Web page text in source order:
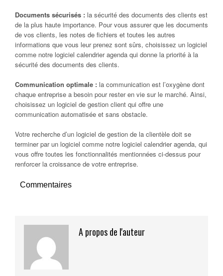
Documents sécurisés : la sécurité des documents des clients est
de la plus haute importance. Pour vous assurer que les documents
de vos clients, les notes de fichiers et toutes les autres
informations que vous leur prenez sont sûrs, choisissez un logiciel
comme notre logiciel calendrier agenda qui donne la priorité à la
sécurité des documents des clients.
Communication optimale : la communication est l’oxygène dont
chaque entreprise a besoin pour rester en vie sur le marché. Ainsi,
choisissez un logiciel de gestion client qui offre une
communication automatisée et sans obstacle.
Votre recherche d’un logiciel de gestion de la clientèle doit se
terminer par un logiciel comme notre logiciel calendrier agenda, qui
vous offre toutes les fonctionnalités mentionnées ci-dessus pour
renforcer la croissance de votre entreprise.
Commentaires
A propos de l'auteur